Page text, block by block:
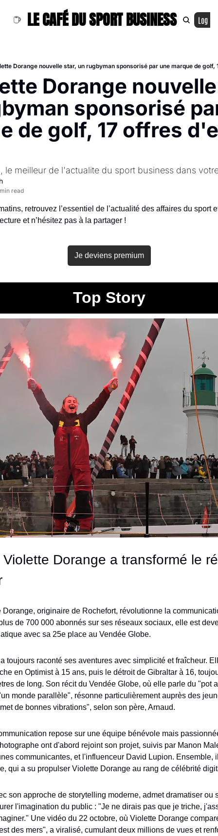
LE CAFÉ DU SPORT BUSINESS Log In
Dorange nouvelle star, un rugbyman sponsorisé par une marque de
Dorange
sponsorisé
de golf, 17 offres
le meilleur de l'actualite du sport business dans
read
retrouvez l’essentiel de l’actualité des affaires du sport
et n’hésitez pas à la partager !
Je deviens premium
Top Story
Dorange a transformé le
Dorange, originaire de Rochefort, révolutionne la
de 700 000 abonnés sur ses réseaux sociaux, elle est
avec sa 25e place au Vendée Globe.
toujours raconté ses aventures avec simplicité et fraîcheur.
en Optimist à 15 ans, puis le détroit de Gibraltar à 16,
de long. Son récit du Vendée Globe, où elle parle du "pot
monde parallèle", résonne particulièrement auprès des
de bonnes vibrations", selon son père, Arnaud.
repose sur une équipe bénévole mais
ont d'abord rejoint son projet, suivis par Manon
communicantes, et l'influenceur David Lupion. Ensemble,
qui a su propulser Violette Dorange au rang de célébrité
son approche de storytelling moderne, admet dramatiser ou
l'imagination du public : "Je ne dirais pas que je triche,
Une vidéo du 22 octobre, où Violette Dorange
des mers", a viralisé, cumulant deux millions de vues et